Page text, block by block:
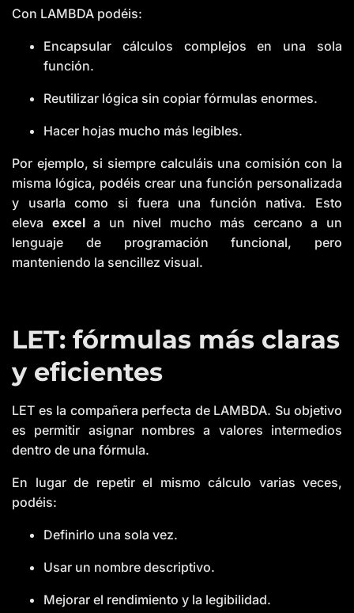
Con LAMBDA podéis:
Encapsular cálculos complejos en una sola
función.
Reutilizar lógica sin copiar fórmulas enormes.
Hacer hojas mucho más legibles.
Por ejemplo, si siempre calculáis una comisión con la
misma lógica, podéis crear una función personalizada
y usarla como si fuera una función nativa. Esto
eleva excel a un nivel mucho más cercano a un
lenguaje de programación funcional, pero
manteniendo la sencillez visual.
LET: fórmulas más claras
y eficientes
LET es la compañera perfecta de LAMBDA. Su objetivo
es permitir asignar nombres a valores intermedios
dentro de una fórmula.
En lugar de repetir el mismo cálculo varias veces,
podéis:
Definirlo una sola vez.
Usar un nombre descriptivo.
Mejorar el rendimiento y la legibilidad.